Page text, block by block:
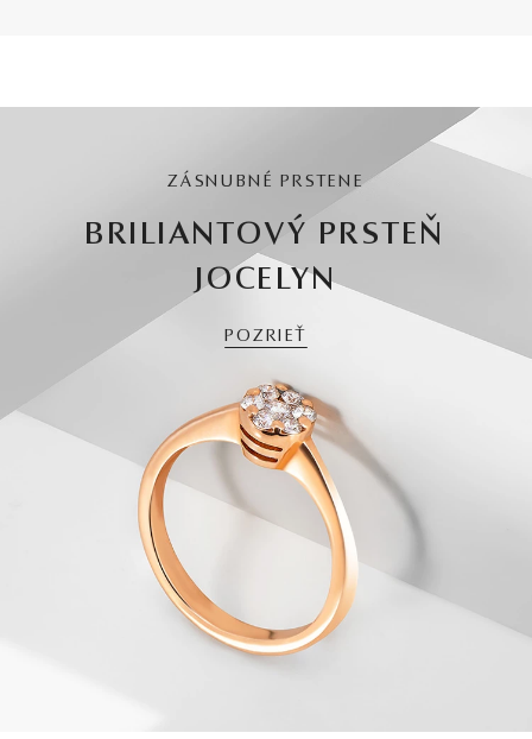
ZÁSNUBNÉ PRSTENE
BRILIANTOVÝ PRSTEŇ
JOCELYN
POZRIEŤ